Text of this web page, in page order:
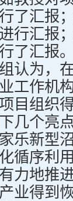
了汇报
行汇报
了汇报。
为，在
工作机
目组织
几个亮
乐新型
循序利
力地推
业得到